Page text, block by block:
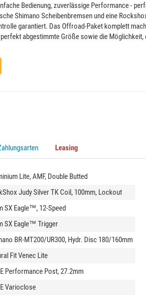
Bedienung, zuverlässige Performance -
Shimano Scheibenbremsen und eine
garantiert. Das Offroad-Paket komplett
abgestimmte Größe sowie die
Leasing
Lite, AMF, Double Butted
Judy Silver TK Coil, 100mm, Lockout
SX Eagle™, 12-Speed
SX Eagle™ Trigger
BR-MT200/UR300, Hydr. Disc 180/160mm
Fit Venec Lite
Performance Post, 27.2mm
Varioclose